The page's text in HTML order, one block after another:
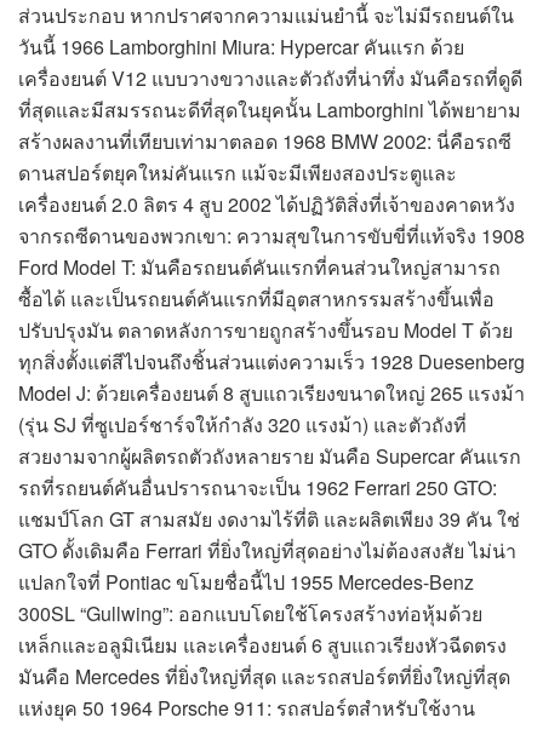
ส่วนประกอบ หากปราศจากความแม่นยำนี้ จะไม่มีรถยนต์ใน
วันนี้ 1966 Lamborghini Miura: Hypercar คันแรก ด้วย
เครื่องยนต์ V12 แบบวางขวางและตัวถังที่น่าทึ่ง มันคือรถที่ดูดี
ที่สุดและมีสมรรถนะดีที่สุดในยุคนั้น Lamborghini ได้พยายาม
สร้างผลงานที่เทียบเท่ามาตลอด 1968 BMW 2002: นี่คือรถซี
ดานสปอร์ตยุคใหม่คันแรก แม้จะมีเพียงสองประตูและ
เครื่องยนต์ 2.0 ลิตร 4 สูบ 2002 ได้ปฏิวัติสิ่งที่เจ้าของคาดหวัง
จากรถซีดานของพวกเขา: ความสุขในการขับขี่ที่แท้จริง 1908
Ford Model T: มันคือรถยนต์คันแรกที่คนส่วนใหญ่สามารถ
ซื้อได้ และเป็นรถยนต์คันแรกที่มีอุตสาหกรรมสร้างขึ้นเพื่อ
ปรับปรุงมัน ตลาดหลังการขายถูกสร้างขึ้นรอบ Model T ด้วย
ทุกสิ่งตั้งแต่สีไปจนถึงชิ้นส่วนแต่งความเร็ว 1928 Duesenberg
Model J: ด้วยเครื่องยนต์ 8 สูบแถวเรียงขนาดใหญ่ 265 แรงม้า
(รุ่น SJ ที่ซูเปอร์ชาร์จให้กำลัง 320 แรงม้า) และตัวถังที่
สวยงามจากผู้ผลิตรถตัวถังหลายราย มันคือ Supercar คันแรก
รถที่รถยนต์คันอื่นปรารถนาจะเป็น 1962 Ferrari 250 GTO:
แชมป์โลก GT สามสมัย งดงามไร้ที่ติ และผลิตเพียง 39 คัน ใช่
GTO ดั้งเดิมคือ Ferrari ที่ยิ่งใหญ่ที่สุดอย่างไม่ต้องสงสัย ไม่น่า
แปลกใจที่ Pontiac ขโมยชื่อนี้ไป 1955 Mercedes-Benz
300SL “Gullwing”: ออกแบบโดยใช้โครงสร้างท่อหุ้มด้วย
เหล็กและอลูมิเนียม และเครื่องยนต์ 6 สูบแถวเรียงหัวฉีดตรง
มันคือ Mercedes ที่ยิ่งใหญ่ที่สุด และรถสปอร์ตที่ยิ่งใหญ่ที่สุด
แห่งยุค 50 1964 Porsche 911: รถสปอร์ตสำหรับใช้งาน